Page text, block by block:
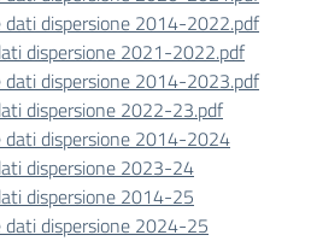
dati dispersione 2014-2022.pdf
dispersione 2021-2022.pdf
dati dispersione 2014-2023.pdf
dispersione 2022-23.pdf
dati dispersione 2014-2024
dispersione 2023-24
dispersione 2014-25
dati dispersione 2024-25